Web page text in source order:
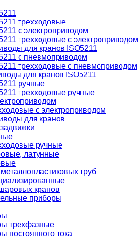
трехходовые
с электроприводом
трехходовые с электроприводом
для кранов ISO5211
с пневмоприводом
трехходовые с пневмоприводом
для кранов ISO5211
ручные
трехходовые ручные
с электроприводом
для кранов
ручные
латунные
труб
кранов
приборы
трехфазные
постоянного тока